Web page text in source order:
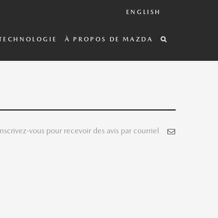
ENGLISH
À PROPOS DE MAZDA
vous pour recevoir des avis par courriel